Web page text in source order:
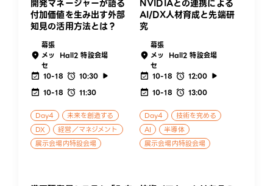
開発マネージャーが語る
付加価値を生み出す外部
知見の活用方法とは？
幕張
メッ
セ
Hall2 特設会場
10-18
10:30
10-18
11:30
Day4
未来を創造する
DX
経営／マネジメント
展示会場内特設会場
NVIDIAとの連携による
AI/DX人材育成と先端研
究
幕張
メッ
セ
Hall2 特設会場
10-18
12:00
10-18
13:00
Day4
技術を究める
AI
半導体
展示会場内特設会場